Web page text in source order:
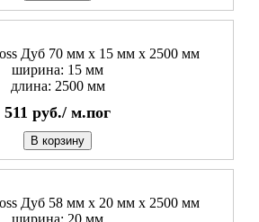
Дуб 70 мм х 15 мм х 2500 мм
ширина: 15 мм
длина: 2500 мм
511 руб./ м.пог
В корзину
Дуб 58 мм х 20 мм х 2500 мм
ширина: 20 мм